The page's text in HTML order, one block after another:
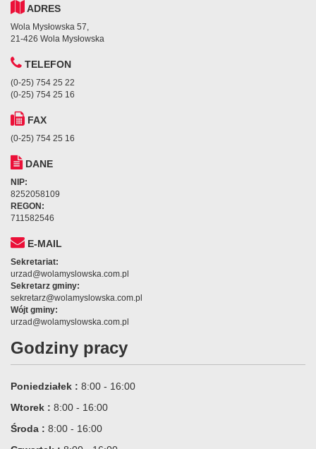
ADRES
Wola Mysłowska 57,
21-426 Wola Mysłowska
TELEFON
(0-25) 754 25 22
(0-25) 754 25 16
FAX
(0-25) 754 25 16
DANE
NIP:
8252058109
REGON:
711582546
E-MAIL
Sekretariat:
urzad@wolamyslowska.com.pl
Sekretarz gminy:
sekretarz@wolamyslowska.com.pl
Wójt gminy:
urzad@wolamyslowska.com.pl
Godziny pracy
Poniedziałek : 8:00 - 16:00
Wtorek : 8:00 - 16:00
Środa : 8:00 - 16:00